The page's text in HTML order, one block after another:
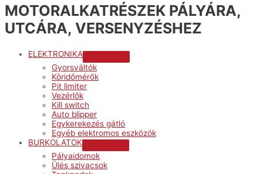
MOTORALKATRÉSZEK PÁLYÁRA,
UTCÁRA, VERSENYZÉSHEZ
ELEKTRONIKA
Gyorsváltók
Köridőmérők
Pit limiter
Vezérlők
Kill switch
Auto blipper
Egykerekezés gátló
Egyéb elektromos eszközök
BURKOLATOK
Pályaidomok
Ülés szivacsok